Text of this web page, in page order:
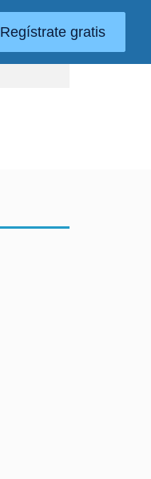
Regístrate gratis